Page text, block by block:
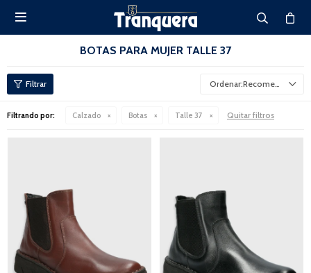

BOTAS PARA MUJER TALLE 37
Recomendados
Filtrando por: Calzado Botas Talle 37 Quitar filtros